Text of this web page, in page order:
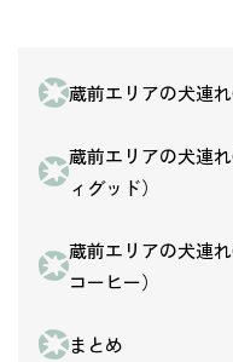
蔵前エリアの犬連
蔵前エリアの犬連
ィグッド）
蔵前エリアの犬連
コーヒー）
まとめ